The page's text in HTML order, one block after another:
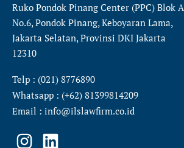
Ruko Pondok Pinang Center (PPC) Blok A
No.6, Pondok Pinang, Keboyaran Lama,
Jakarta Selatan, Provinsi DKI Jakarta
12310
Telp : (021) 8776890
Whatsapp : (+62) 81399814209
Email : info@ilslawfirm.co.id
I
L